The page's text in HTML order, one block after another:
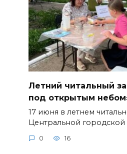
Летний читальный
под открытым
17 июня в летнем
Центральной городской
0 16